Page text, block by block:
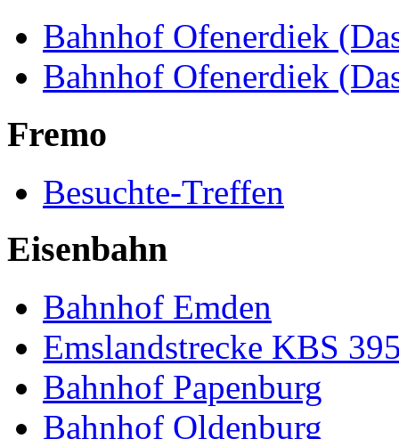
Bahnhof Ofenerdiek
Bahnhof Ofenerdiek
Fremo
Besuchte-Treffen
Eisenbahn
Bahnhof Emden
Emslandstrecke KBS
Bahnhof Papenburg
Bahnhof Oldenburg